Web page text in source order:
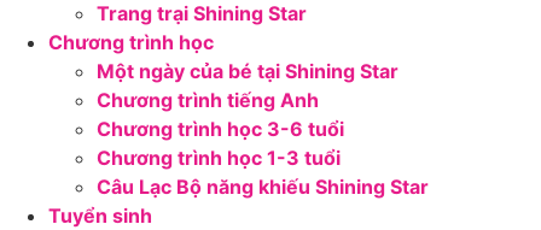
Trang trại Shining Star
Chương trình học
Một ngày của bé tại Shining Star
Chương trình tiếng Anh
Chương trình học 3-6 tuổi
Chương trình học 1-3 tuổi
Câu Lạc Bộ năng khiếu Shining Star
Tuyển sinh